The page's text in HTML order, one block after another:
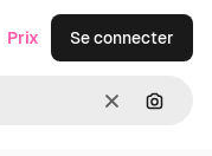
Effacer
Prix Se connecter